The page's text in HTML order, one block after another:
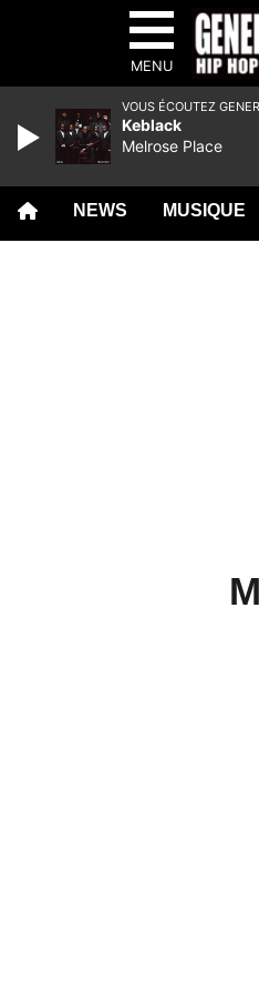
MENU
NEWS MUSIQUE
VOUS ÉCOUTEZ
Keblack
Melrose Place